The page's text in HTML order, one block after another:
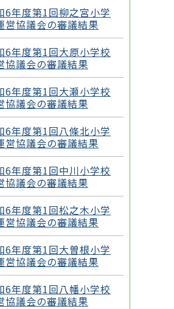
6年度第1回柳之宮小学
営協議会の審議結果
6年度第1回大原小学校
協議会の審議結果
6年度第1回大瀬小学校
協議会の審議結果
6年度第1回八條北小学
営協議会の審議結果
6年度第1回中川小学校
協議会の審議結果
6年度第1回松之木小学
営協議会の審議結果
6年度第1回大曽根小学
営協議会の審議結果
6年度第1回八幡小学校
協議会の審議結果